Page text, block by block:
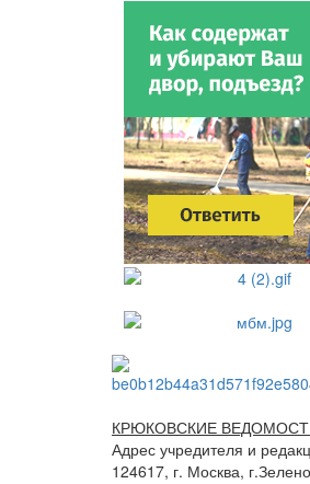
КРЮКОВСКИЕ
Адрес учредителя и
124617, г. Москва,